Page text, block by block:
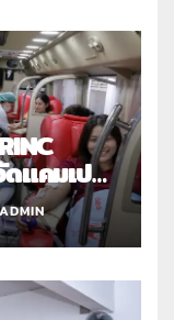
ดแคมเปญ
ผสาน :